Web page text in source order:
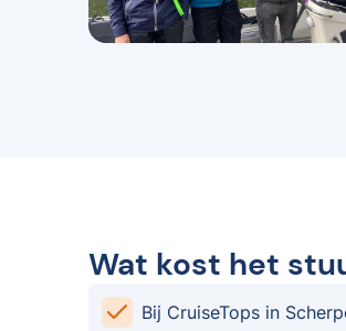
Wat kost het
Bij CruiseTops in